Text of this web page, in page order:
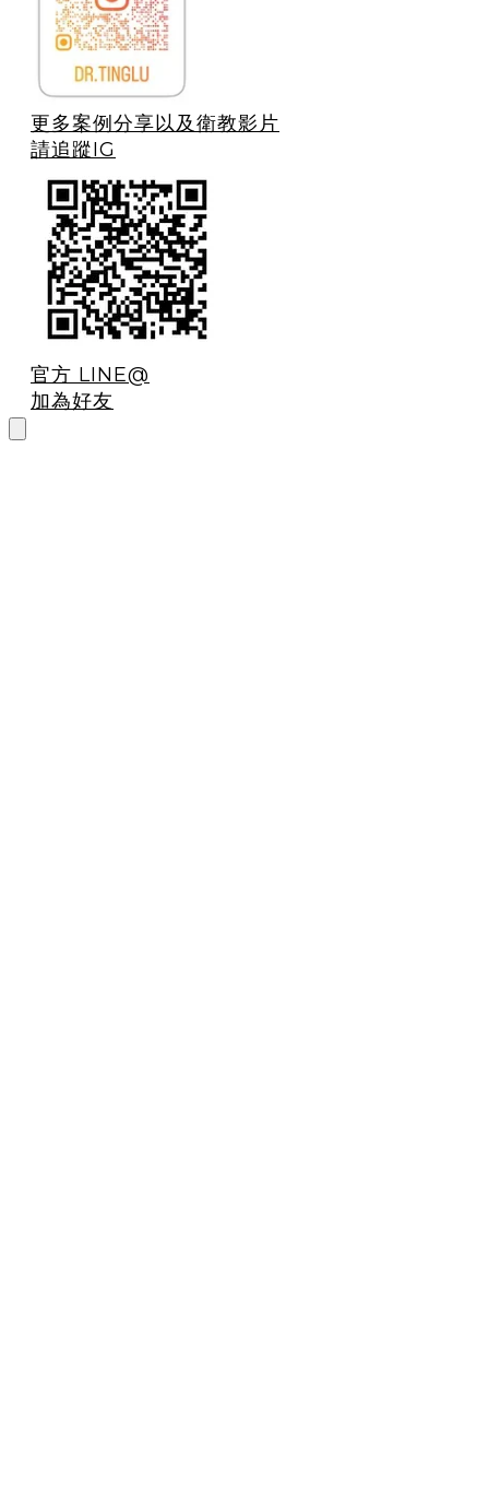
更多案例分享以及衛教影片
請追蹤IG
官方 LINE@
加為好友